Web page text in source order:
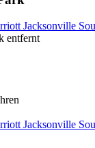
Jacksonville
entfernt
Jacksonville